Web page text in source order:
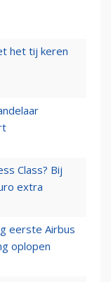
het tij keren
Class? Bij
extra
eerste Airbus
oplopen